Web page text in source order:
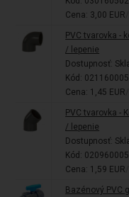
Cena: 3,00 EUR
PVC tvarovka -
/ lepenie
Dostupnosť:
Kód:
Cena: 1,45 EUR
PVC tvarovka -
/ lepenie
Dostupnosť:
Kód:
Cena: 1,59 EUR
Bazénový PVC